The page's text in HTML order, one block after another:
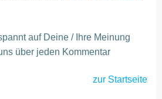
auf Deine / Ihre Meinung
über jeden Kommentar
zur Startseite